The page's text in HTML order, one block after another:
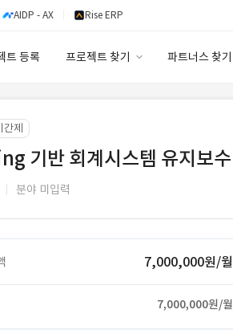
AIDP - AX Rise ERP
트 등록 프로젝트 찾기 파트너스 찾기
간제
기반 회계시스템 유지보수
분야 미입력
7,000,000원/월
7,000,000원/월